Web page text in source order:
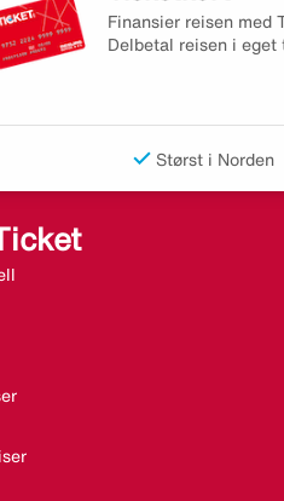
Finansier reisen med
Delbetal reisen i eget
Størst i Norden